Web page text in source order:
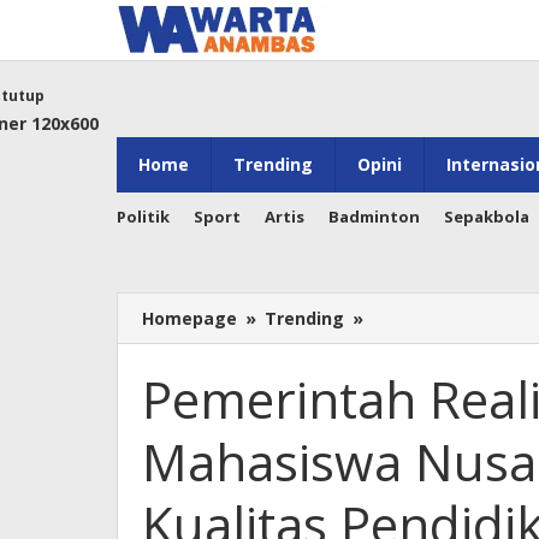
konten
Home Trending Opini
Politik Sport Artis Badminton Sepakbola
tutup
Homepage » Trending »
Realisasikan
Mahasiswa
Nusantara
Tingkatkan
Pendidikan
Pemerintah
Mahasiswa
Kualitas